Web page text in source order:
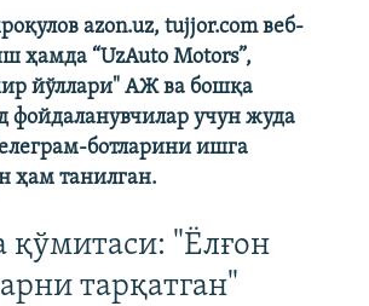
azon.uz, tujjor.com веб-
ҳамда “UzAuto Motors”,
йўллари" АЖ ва бошқа
фойдаланувчилар учун жуда
ботларини ишга
ҳам танилган.
қўмитаси: "Ёлғон
тарқатган"